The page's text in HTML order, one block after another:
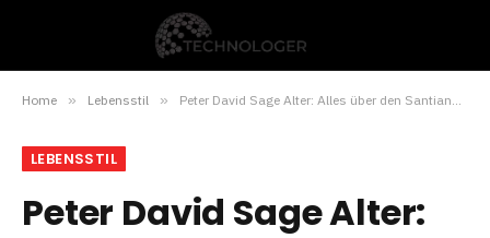
Home » Lebensstil » Peter David Sage Alter: Alles über den Santiano-Musiker
LEBENSSTIL
Peter David Sage Alter: